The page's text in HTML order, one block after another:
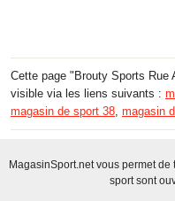
Cette page "Brouty Sports Rue
visible via les liens suivants :
magasin de sport 38 magasin
MagasinSport.net vous permet
sport sont